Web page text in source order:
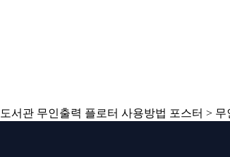
서관 무인출력 플로터 사용방법 포스터 > 무